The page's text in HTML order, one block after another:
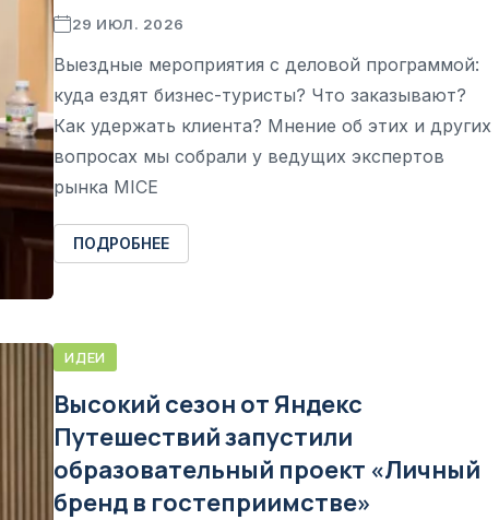
29 ИЮЛ. 2026
Выездные мероприятия с деловой программой:
куда ездят бизнес-туристы? Что заказывают?
Как удержать клиента? Мнение об этих и других
вопросах мы собрали у ведущих экспертов
рынка MICE
ПОДРОБНЕЕ
ИДЕИ
Высокий сезон от Яндекс
Путешествий запустили
образовательный проект «Личный
бренд в гостеприимстве»